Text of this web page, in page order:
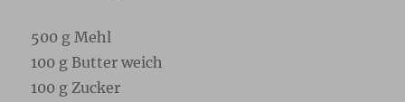
500 g Mehl
100 g Butter weich
100 g Zucker